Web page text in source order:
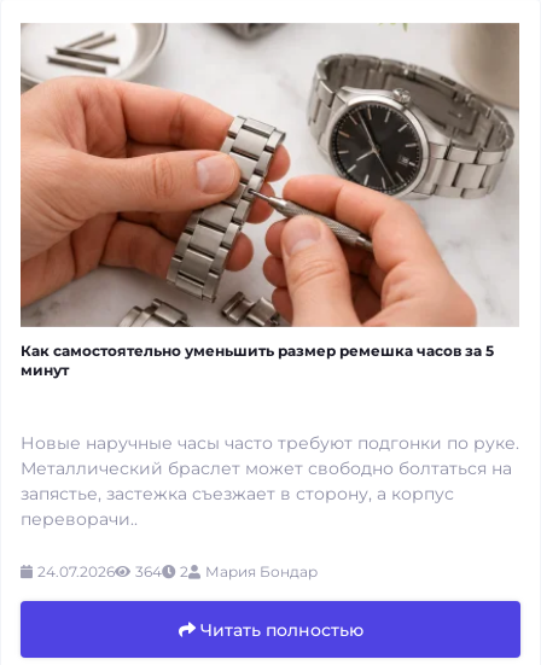
Как самостоятельно уменьшить размер ремешка часов за 5
минут
Новые наручные часы часто требуют подгонки по руке.
Металлический браслет может свободно болтаться на
запястье, застежка съезжает в сторону, а корпус
переворачи..
24.07.2026 364 2 Мария Бондар
Читать полностью